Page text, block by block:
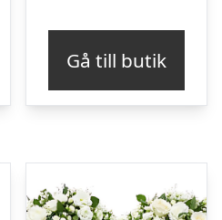
Gå till butik